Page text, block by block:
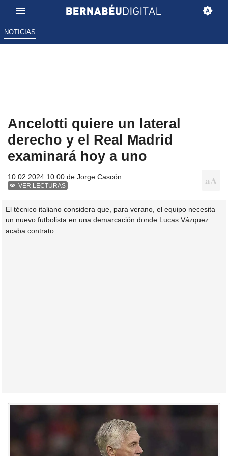
NOTICIAS
Ancelotti quiere un lateral
derecho y el Real Madrid
examinará hoy a uno
10.02.2024 10:00 de Jorge Cascón
VER LECTURAS
El técnico italiano considera que, para verano, el equipo necesita
un nuevo futbolista en una demarcación donde Lucas Vázquez
acaba contrato